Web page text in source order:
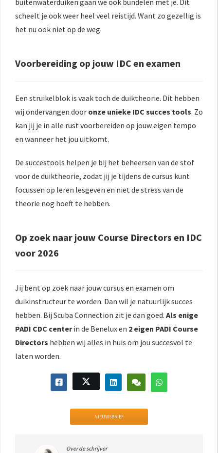
scheelt je ook weer heel veel reistijd. Want zo gezellig is
het nu ook niet op de weg.
Voorbereiding op jouw IDC en examen
Een struikelblok is vaak toch de duiktheorie. Dit hebben
wij ondervangen door onze unieke IDC succes tools. Zo
kan jij je in alle rust voorbereiden op jouw eigen tempo
en wanneer het jou uitkomt.
De succestools helpen je bij het beheersen van de stof
voor de duiktheorie, zodat jij je tijdens de cursus kunt
focussen op leren lesgeven en niet de stress van de
theorie nog hoeft te hebben.
Op zoek naar jouw Course Directors en IDC
voor 2026
Jij bent op zoek naar jouw cursus en examen om
duikinstructeur te worden. Dan wil je natuurlijk succes
hebben. Bij Scuba Connection zit je dan goed. Als enige
PADI CDC centerin de Benelux en 2 eigen PADI Course
Directors hebben wij alles in huis om jou succesvol te
laten worden.
NIEUWSBRIEF
Over de schrijver